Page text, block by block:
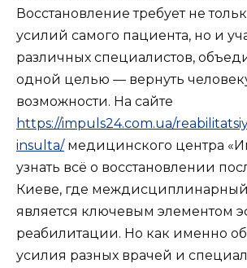
Восстановление требует не
усилий самого пациента, но и
различных специалистов,
одной целью — вернуть
возможности. На сайте
https://impuls24.com.ua/
insulta/медицинского центра
узнать всё о восстановлении
Киеве, где
является ключевым элементом
реабилитации. Но как именно
усилия разных врачей и